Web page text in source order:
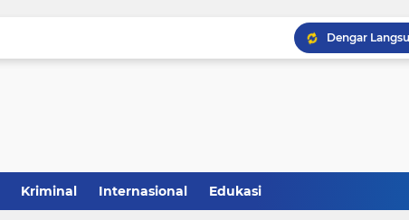
Kriminal Internasional Edukasi